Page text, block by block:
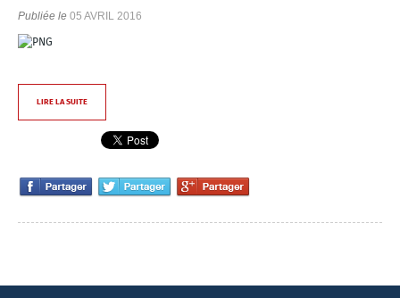
Publiée le 05 AVRIL 2016
LIRE LA SUITE